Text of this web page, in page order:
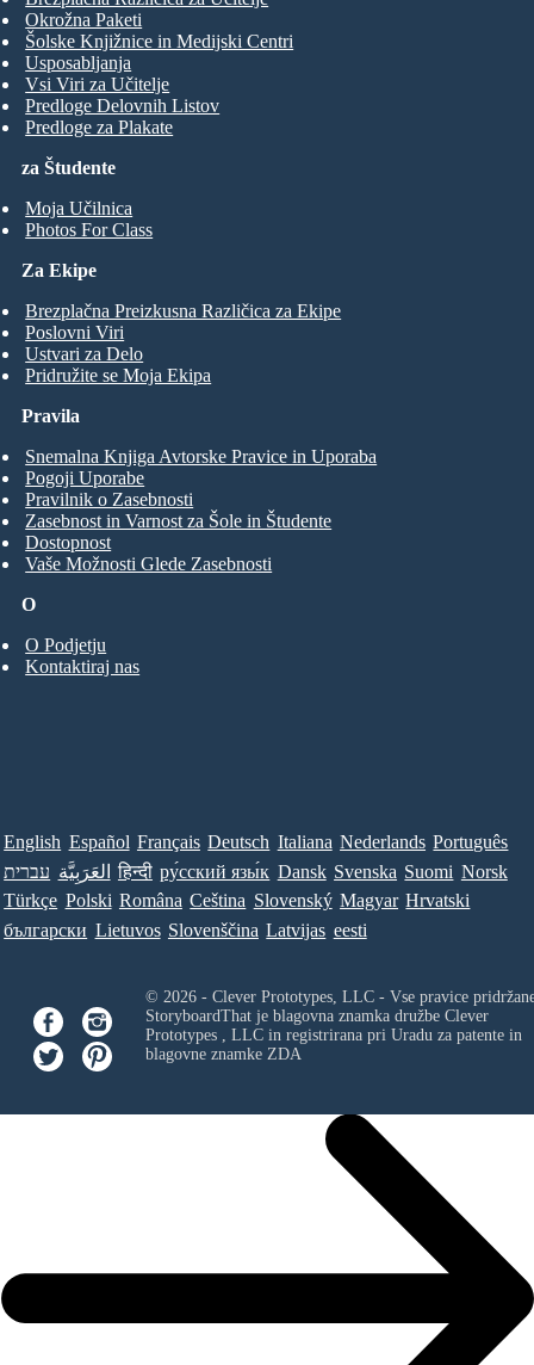
za Študente
Moja Učilnica
Photos For Class
Okrožna Paketi
Šolske Knjižnice in Medijski Centri
Usposabljanja
Vsi Viri za Učitelje
Predloge Delovnih Listov
Predloge za Plakate
Za Ekipe
Brezplačna Preizkusna Različica za Ekipe
Poslovni Viri
Ustvari za Delo
Pridružite se Moja Ekipa
O
O Podjetju
Kontaktiraj nas
Pravila
Snemalna Knjiga Avtorske Pravice in Uporaba
Pogoji Uporabe
Pravilnik o Zasebnosti
Zasebnost in Varnost za Šole in Študente
Dostopnost
Vaše Možnosti Glede Zasebnosti
English Español Français Deutsch Italiana Nederlands Português
עברית العَرَبِيَّة हिन्दी ру́сский язы́к Dansk Svenska Suomi Norsk
Türkçe Polski Româna Ceština Slovenský Magyar Hrvatski
български Lietuvos Slovenščina Latvijas eesti
© 2026 - Clever Prototypes, LLC - Vse pravice
StoryboardThat je blagovna znamka družbe Clever
Prototypes , LLCin registrirana pri Uradu za patente in
blagovne znamke ZDA